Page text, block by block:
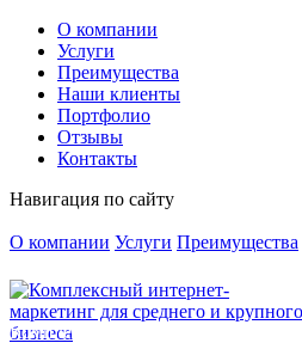
О компании
Услуги
Преимущества
Наши клиенты
Портфолио
Отзывы
Контакты
Навигация по сайту
О компании Услуги Преимущества
Комплексный интернет-маркетинг